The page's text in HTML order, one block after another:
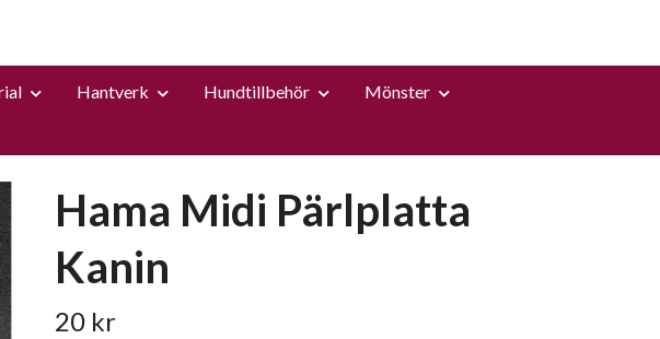
Hantverk Hundtillbehör
Mönster
Hama Midi Pärlplatta
Kanin
20 kr